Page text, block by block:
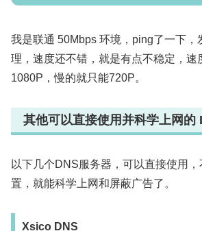
我是联通 50Mbps 环境，ping了一下，
理，速度还不错，就是有点不稳定，速
1080P，慢的就只能720P。
其他可以直接使用并科学上网的
以下几个DNS服务器，可以直接使用
置，就能科学上网和屏蔽广告了。
Xsico DNS